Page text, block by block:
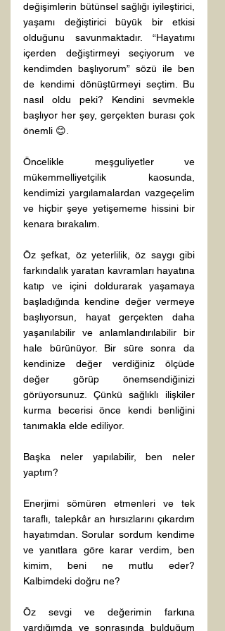
değişimlerin bütünsel sağlığı iyileştirici,
yaşamı değiştirici büyük bir etkisi
olduğunu savunmaktadır. “Hayatımı
içerden değiştirmeyi seçiyorum ve
kendimden başlıyorum” sözü ile ben
de kendimi dönüştürmeyi seçtim. Bu
nasıl oldu peki? Kendini sevmekle
başlıyor her şey, gerçekten burası çok
önemli 😊.
Öncelikle meşguliyetler ve
mükemmelliyetçilik kaosunda,
kendimizi yargılamalardan vazgeçelim
ve hiçbir şeye yetişememe hissini bir
kenara bırakalım.
Öz şefkat, öz yeterlilik, öz saygı gibi
farkındalık yaratan kavramları hayatına
katıp ve içini doldurarak yaşamaya
başladığında kendine değer vermeye
başlıyorsun, hayat gerçekten daha
yaşanılabilir ve anlamlandırılabilir bir
hale bürünüyor. Bir süre sonra da
kendinize değer verdiğiniz ölçüde
değer görüp önemsendiğinizi
görüyorsunuz. Çünkü sağlıklı ilişkiler
kurma becerisi önce kendi benliğini
tanımakla elde ediliyor.
Başka neler yapılabilir, ben neler
yaptım?
Enerjimi sömüren etmenleri ve tek
taraflı, talepkâr an hırsızlarını çıkardım
hayatımdan. Sorular sordum kendime
ve yanıtlara göre karar verdim, ben
kimim, beni ne mutlu eder?
Kalbimdeki doğru ne?
Öz sevgi ve değerimin farkına
vardığımda ve sonrasında bulduğum